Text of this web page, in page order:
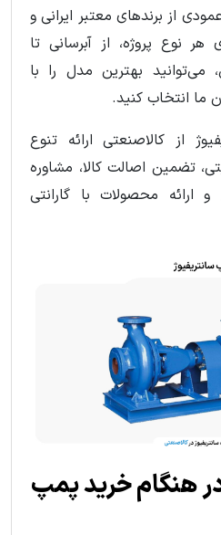
از برندهای معتبر ایرانی و
هر نوع پروژه، از آبرسانی تا
می‌توانید بهترین مدل را با
ما انتخاب کنید.
از کالاصنعتی ارائه تنوع
تضمین اصالت کالا، مشاوره
ارائه محصولات با گارانتی
هنگام خرید پمپ